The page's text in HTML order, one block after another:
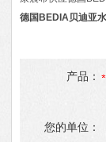
德国BEDIA贝迪亚
产品：
您的单位：